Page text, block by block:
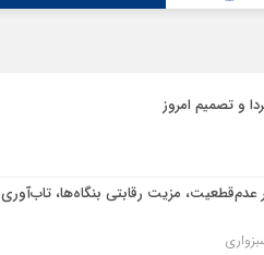
و تصمیم امروز
عدم‌قطعیت، مزیت رقابتی بنگاه‌ها، تاب‌آوری